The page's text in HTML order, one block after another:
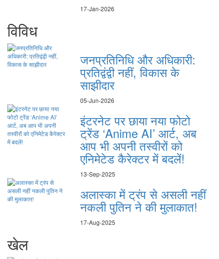
17-Jan-2026
विविध
जनप्रतिनिधि और अधिकारी:
प्रतिद्वंद्वी नहीं, विकास के
साझीदार
05-Jun-2026
इंटरनेट पर छाया नया फोटो
ट्रेंड ‘Anime AI’ आर्ट, अब
आप भी अपनी तस्वीरों को
एनिमेटेड कैरेक्टर में बदलें!
13-Sep-2025
अलास्का में ट्रंप से असली नहीं
नकली पुतिन ने की मुलाकात!
17-Aug-2025
खेल